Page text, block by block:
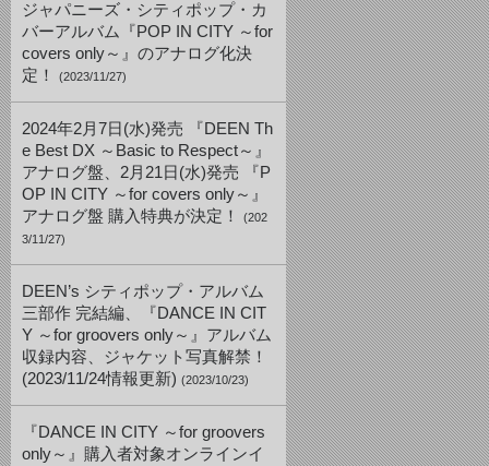
ジャパニーズ・シティポップ・カ
バーアルバム『POP IN CITY ～for
covers only～』のアナログ化決
定！
(2023/11/27)
2024年2月7日(水)発売 『DEEN Th
e Best DX ～Basic to Respect～』
アナログ盤、2月21日(水)発売 『P
OP IN CITY ～for covers only～』
アナログ盤 購入特典が決定！
(202
3/11/27)
DEEN’s シティポップ・アルバム
三部作 完結編、『DANCE IN CIT
Y ～for groovers only～』アルバム
収録内容、ジャケット写真解禁！
(2023/11/24情報更新) (2023/10/23)
『DANCE IN CITY ～for groovers
only～』購入者対象オンラインイ